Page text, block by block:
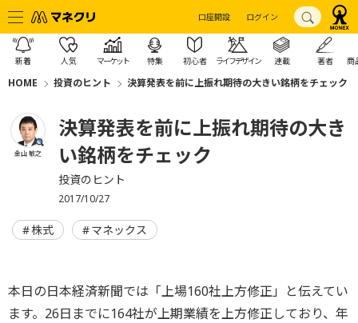
口座開設 ログイン
新着 人気 マーケット 特集 初心者 ライフデザイン 連載 著者 商
HOME 投資のヒント 決算発表を前に上振れ期待の大きい銘柄をチェック
金山 敏之
決算発表を前に上振れ期待の大き
い銘柄をチェック
投資のヒント
2017/10/27
株式 マネックス
本日の日本経済新聞では「上場160社上方修正」と伝えてい
ます。26日までに164社が上期業績を上方修正しており、年